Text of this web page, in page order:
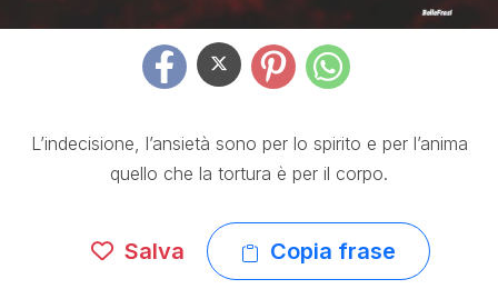
L’indecisione, l’ansietà sono per lo spirito e per l’anima
quello che la tortura è per il corpo.
Salva Copia frase